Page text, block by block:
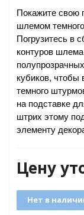
Покажите свою
шлемом
Погрузитесь в
контуров
кубиков, чтобы
темного
на подставке
штрих этому
элементу
Цену
Нет в